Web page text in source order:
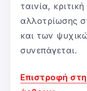
ταινία,
αλλοτρίωσης
και των
συνεπάγεται.
Επιστροφή